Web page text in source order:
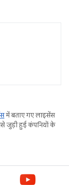
में बताए गए लाइसेंस
जुड़ी हुई कंपनियों के